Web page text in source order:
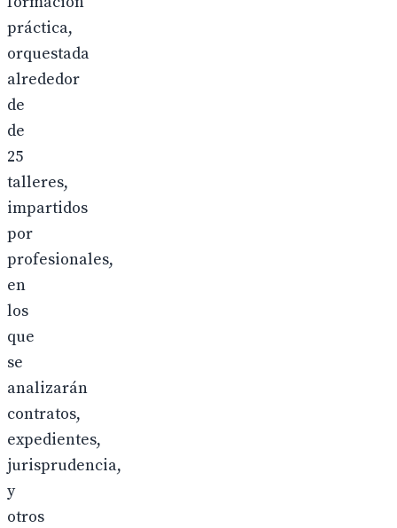
práctica,
orquestada
alrededor
de
de
25
talleres,
impartidos
por
profesionales,
en
los
que
se
analizarán
contratos,
expedientes,
jurisprudencia,
y
otros